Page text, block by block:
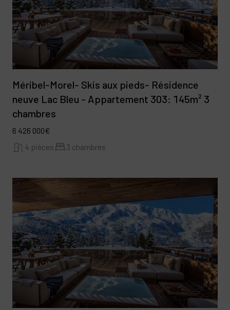
Méribel-Morel- Skis aux pieds- Résidence
neuve Lac Bleu - Appartement 303: 145m² 3
chambres
6 426 000€
4 pièces
3 chambres